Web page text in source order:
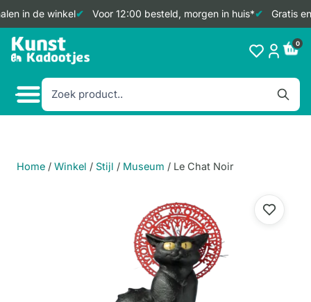
in de winkel Voor 12:00 besteld, morgen in huis* Gratis
Doorgaan
naar
0
Home / Winkel / Stijl / Museum / Le Chat Noir